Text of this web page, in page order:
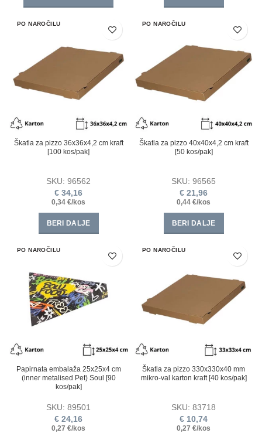
PO NAROČILU
Škatla za pizzo 36х36х4,2 cm kraft
[100 kos/pak]
SKU: 96562
€ 34,16
0,34 €/kos
BERI DALJE
PO NAROČILU
Škatla za pizzo 40х40х4,2 cm kraft
[50 kos/pak]
SKU: 96565
€ 21,96
0,44 €/kos
BERI DALJE
PO NAROČILU
Papirnata embalaža 25x25x4 сm
(inner metalised Pet) Soul [90
kos/pak]
SKU: 89501
€ 24,16
0,27 €/kos
PO NAROČILU
Škatla za pizzo 330x330x40 mm
mikro-val karton kraft [40 kos/pak]
SKU: 83718
€ 10,74
0,27 €/kos